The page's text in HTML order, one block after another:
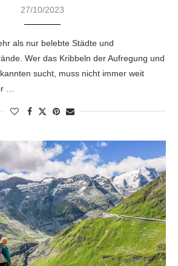
27/10/2023
als nur belebte Städte und
Wer das Kribbeln der Aufregung und
sucht, muss nicht immer weit
…